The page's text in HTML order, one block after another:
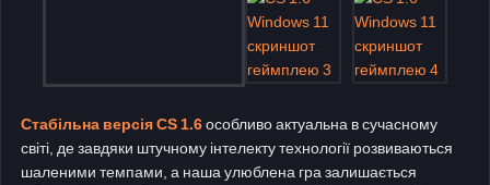
Стабільна версія CS 1.6особливо актуальна в сучасному
світі, де завдяки штучному інтелекту технології розвиваються
шаленими темпами, а наша улюблена гра залишається